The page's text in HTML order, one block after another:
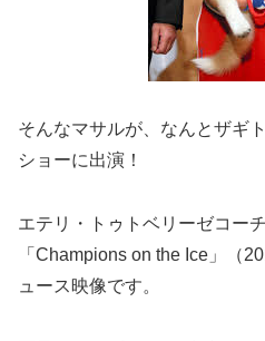
そんなマサルが、なんとザギ
ショーに出演！
エテリ・トゥトベリーゼコー
「Champions on the Ice」（
ュース映像です。